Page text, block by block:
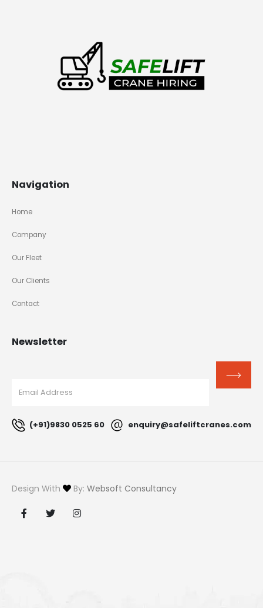
Navigation
Home
Company
Our Fleet
Our Clients
Contact
Newsletter
(+91)9830 0525 60 enquiry@safeliftcranes.com
Design With By: Websoft Consultancy